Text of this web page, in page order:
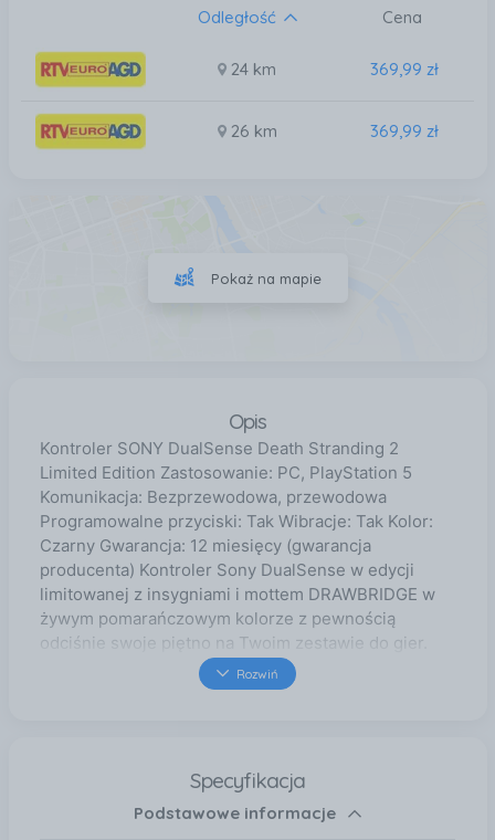
Odległość Cena
24 km 369,99 zł
26 km 369,99 zł
Pokaż na mapie
Opis
Kontroler SONY DualSense Death Stranding 2
Limited Edition Zastosowanie: PC, PlayStation 5
Komunikacja: Bezprzewodowa, przewodowa
Programowalne przyciski: Tak Wibracje: Tak Kolor:
Czarny Gwarancja: 12 miesięcy (gwarancja
producenta) Kontroler Sony DualSense w edycji
limitowanej z insygniami i mottem DRAWBRIDGE w
żywym pomarańczowym kolorze z pewnością
odciśnie swoje piętno na Twoim zestawie do gier.
Nie przerywaj dostaw, skorzystaj z najnowszego
sprzętu dla kurierów ruszających w nową podróż w
metamorfozę i trzeba przyznać, że wygląda świetnie.
Odkryj głębsze, niezwykle wciągające wrażenia z
Rozwiń
Specyfikacja
Podstawowe informacje